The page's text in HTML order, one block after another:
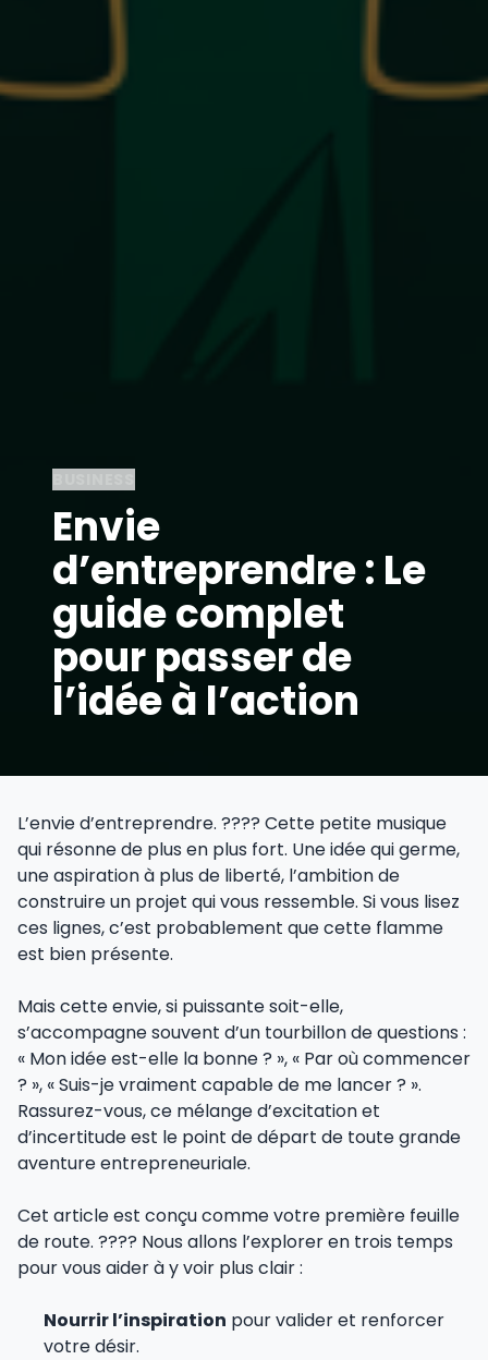
Envie
d’entreprendre : Le
guide complet
pour passer de
l’idée à l’action
L’envie d’entreprendre. ???? Cette petite musique
qui résonne de plus en plus fort. Une idée qui germe,
une aspiration à plus de liberté, l’ambition de
construire un projet qui vous ressemble. Si vous lisez
ces lignes, c’est probablement que cette flamme
est bien présente.
Mais cette envie, si puissante soit-elle,
s’accompagne souvent d’un tourbillon de questions :
« Mon idée est-elle la bonne ? », « Par où commencer
? », « Suis-je vraiment capable de me lancer ? ».
Rassurez-vous, ce mélange d’excitation et
d’incertitude est le point de départ de toute grande
aventure entrepreneuriale.
Cet article est conçu comme votre première feuille
de route. ???? Nous allons l’explorer en trois temps
pour vous aider à y voir plus clair :
Nourrir l’inspiration pour valider et renforcer
votre désir.